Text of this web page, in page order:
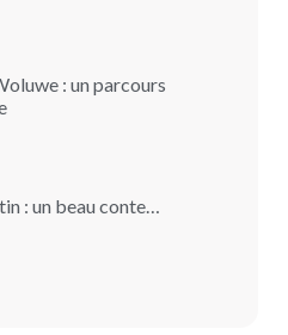
: un parcours
: un beau conte…